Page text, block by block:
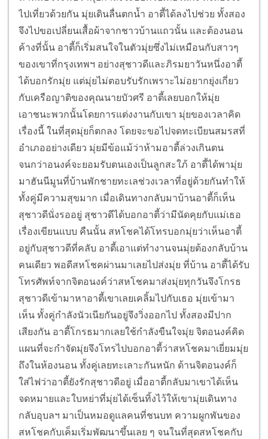
ไปเที่ยวด้วยกัน มุ่ยเดินลื่นตกน้ำ อาตี้ได้ลงไปช่วย ทั้งสอง
จึงไปขอเปลี่ยนเสื้อผ้าจากชาวบ้านแถวนั้น และต้องนอน
ค้างที่นั้น อาตี้ก็เริ่มสนใจในตัวมุ่ยซึ่งไม่เหมือนกับสาวๆ
ของเขาที่กรุงเทพฯ อย่างสุชาวดีและภิรมยาวันหนึ่งอาตี้
ได้บอกรักมุ่ย แต่มุ่ยไม่ตอบรับรักเพราะไม่อยากยุ่งเกี่ยว
กับเครือญาติของคุณนายบัวศรี อาตี้เลยบอกให้มุ่ย
เอาชนะพวกนั้นโดยการแต่งงานกับเขา มุ่ยของเวลาคิด
เรื่องนี้ ในที่สุดมุ่ยก็ตกลง โดยจะขอไปจดทะเบียนสมรสที่
อำเภออย่างเดียว มุ่ยมีข้อแม้ว่าห้ามอาตี้ล่วงเกินตน
จนกว่าอนงค์จะยอมรับตนเองเป็นลูกสะใภ้ อาตี้ได้พามุ่ย
มาฮันนีมูนที่บ้านพักชายทะเลช่วงเวลาที่อยู่ด้วยกันทำให้
ทั้งคู่มีความสุขมาก เมื่อเดินทางกลับมาบ้านอาตี้ก็เห็น
สุชาวดีนั่งรออยู่ สุชาวดีได้บอกอาตี้ว่ามีนัดคุยกับแม่เธอ
เรื่องเขียนแบบ คืนนั้น สหโชคได้โทรบอกมุ่ยว่าเห็นอาตี้
อยู่กับสุชาวดีที่คลับ อาตี้เอาแต่ทำงานจนมุ่ยต้องกลับบ้าน
คนเดียว พอดีสหโชคผ่านมาเลยไปส่งมุ่ย ที่บ้าน อาตี้ได้รับ
โทรศัพท์จากจิตอนงค์ว่าสหโชคมาส่งมุ่ยทุกวันจึงโกรธ
สุชาวดีเข้ามาหาอาตี้เขาเลยเคลิ้มไปกับเธอ มุ่ยเข้ามา
เห็น ทั้งคู่กำลังนัวเนียกันอยู่จึงวิ่งออกไป ทั้งสองมีปาก
เสียงกัน อาตี้โกรธมากเลยใช้กำลังขืนใจมุ่ย จิตอนงค์คิด
แผนที่จะกำจัดมุ่ยจึงโทรไปบอกอาตี้ว่าสหโชคมาเยี่ยมมุ่ย
ถึงในห้องนอน ทั้งคู่เลยทะเลาะกันหนัก ด้านจิตอนงค์ก็
ใส่ไฟว่าอาตี้ยังรักสุชาวดีอยู่ เมื่ออาตี้กลับมาเขาได้เห็น
จดหมายและใบหย่าที่มุ่ยได้เซ็นทิ้งไว้ให้เขามุ่ยเดินทาง
กลับอุบลฯ มาเป็นหมอดูแลคนที่ชนบท ความผูกพันของ
สหโชคกับเค็มเริ่มพัฒนาขึ้นเลย ๆ จนในที่สุดสหโชคกับ